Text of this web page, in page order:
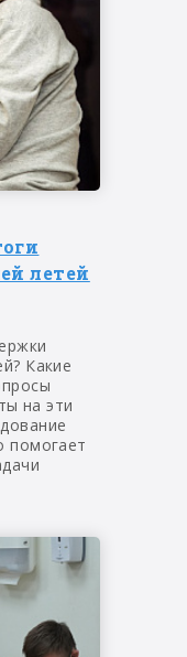
летей
Какие
на эти
помогает